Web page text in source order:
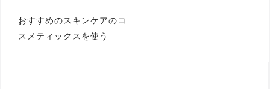
投
稿
おすすめのスキンケアのコ
スメティックスを使う